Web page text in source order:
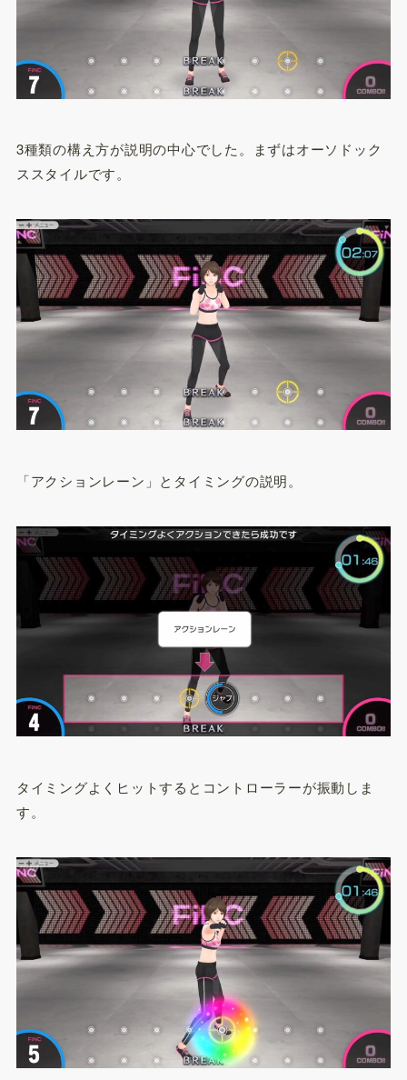
3種類の構え方が説明の中心でした。まずはオーソドック
ススタイルです。
「アクションレーン」とタイミングの説明。
タイミングよくヒットするとコントローラーが振動しま
す。